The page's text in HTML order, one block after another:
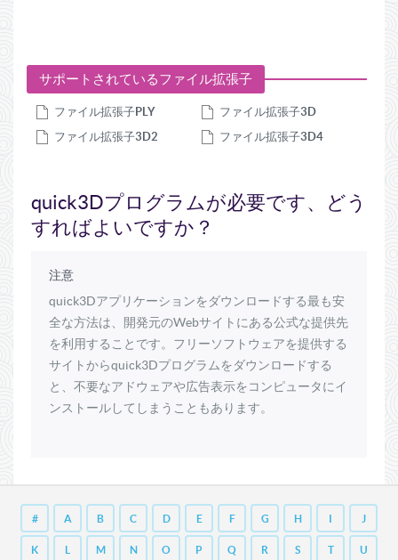
サポートされているファイル拡張子
ファイル拡張子PLY ファイル拡張子3D
ファイル拡張子3D2 ファイル拡張子3D4
quick3Dプログラムが必要です、どう
すればよいですか？
注意
quick3Dアプリケーションをダウンロードする最も安
全な方法は、開発元のWebサイトにある公式な提供先
を利用することです。フリーソフトウェアを提供する
サイトからquick3Dプログラムをダウンロードする
と、不要なアドウェアや広告表示をコンピュータにイ
ンストールしてしまうこともあります。
# A B C D E F G H I J
K L M N O P Q R S T U